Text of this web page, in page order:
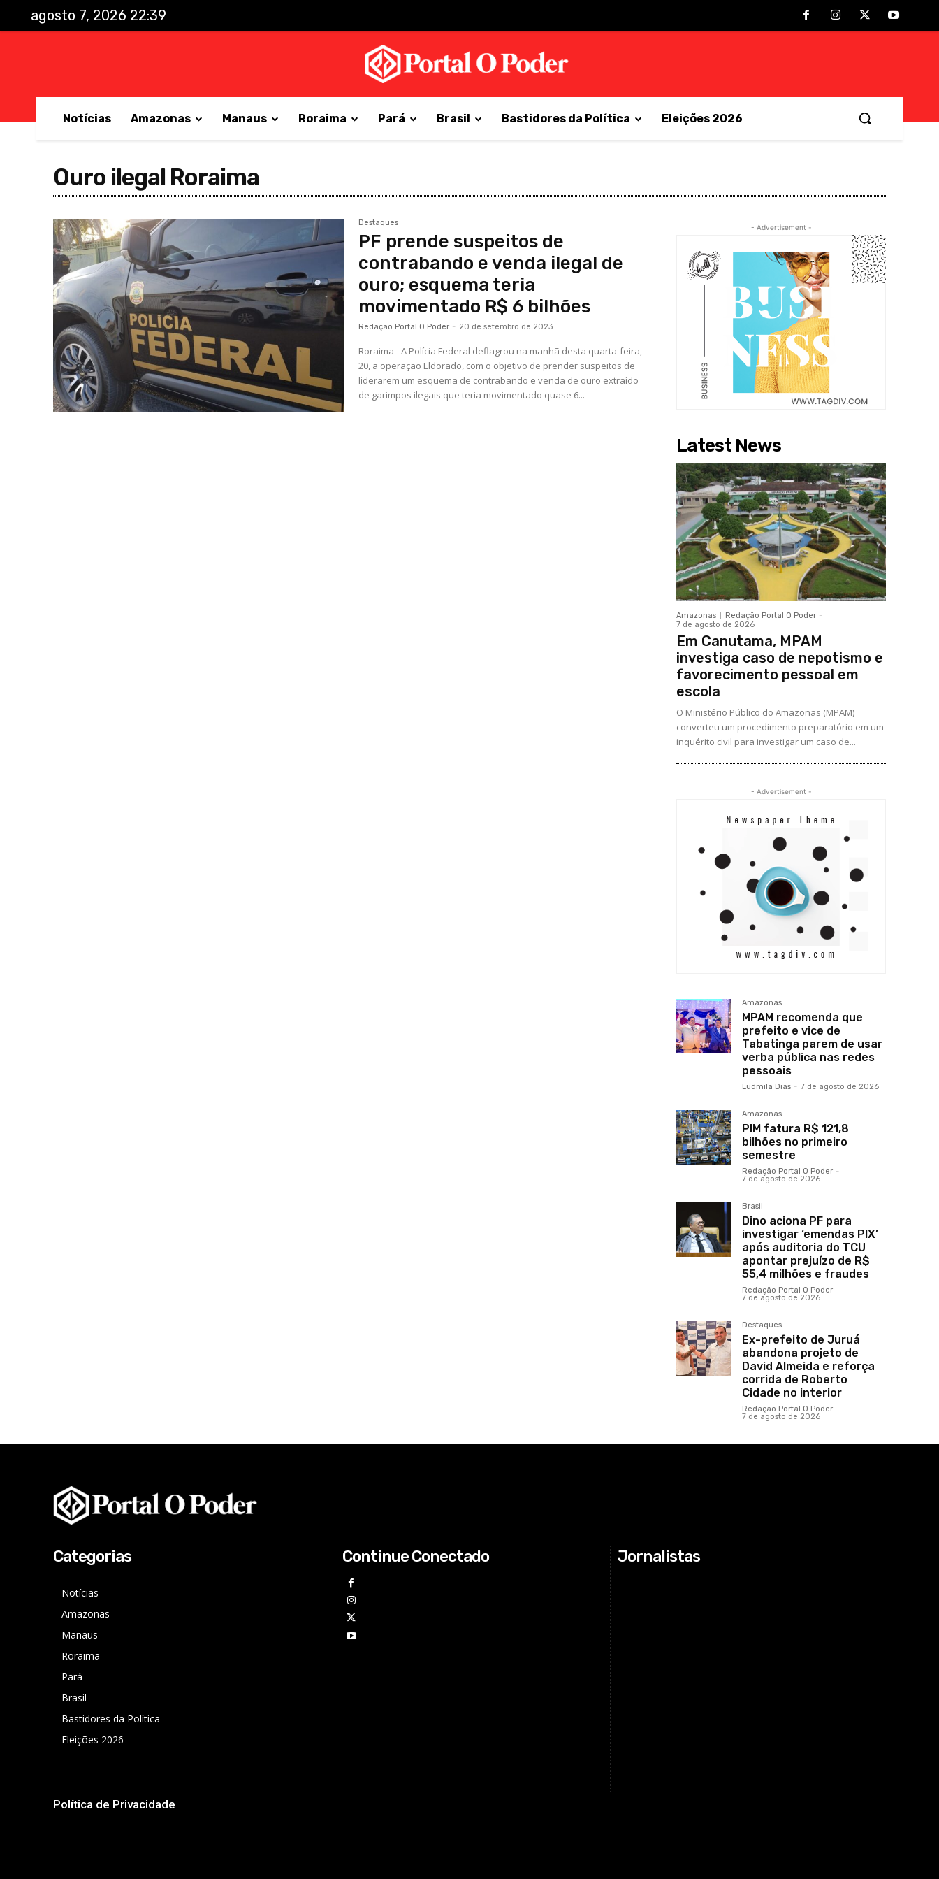
agosto 7, 2026 22:39
Notícias Amazonas Manaus Roraima Pará Brasil Bastidores da Política Eleições 2026
Ouro ilegal Roraima
Destaques
PF prende suspeitos de
contrabando e venda ilegal de
ouro; esquema teria
movimentado R$ 6 bilhões
Redação Portal O Poder - 20 de setembro de 2023
Roraima - A Polícia Federal deflagrou na manhã desta quarta-feira,
20, a operação Eldorado, com o objetivo de prender suspeitos de
liderarem um esquema de contrabando e venda de ouro extraído
de garimpos ilegais que teria movimentado quase 6...
- Advertisement -
Latest News
Amazonas Redação Portal O Poder -
7 de agosto de 2026
Em Canutama, MPAM
investiga caso de nepotismo e
favorecimento pessoal em
escola
O Ministério Público do Amazonas (MPAM)
converteu um procedimento preparatório em um
inquérito civil para investigar um caso de...
- Advertisement -
Amazonas
MPAM recomenda que
prefeito e vice de
Tabatinga parem de usar
verba pública nas redes
pessoais
Ludmila Dias - 7 de agosto de 2026
Amazonas
PIM fatura R$ 121,8
bilhões no primeiro
semestre
Redação Portal O Poder -
7 de agosto de 2026
Brasil
Dino aciona PF para
investigar ‘emendas PIX’
após auditoria do TCU
apontar prejuízo de R$
55,4 milhões e fraudes
Redação Portal O Poder -
7 de agosto de 2026
Destaques
Ex-prefeito de Juruá
abandona projeto de
David Almeida e reforça
corrida de Roberto
Cidade no interior
Redação Portal O Poder -
7 de agosto de 2026
Categorias
Notícias
Amazonas
Manaus
Roraima
Pará
Brasil
Bastidores da Política
Eleições 2026
Continue Conectado Jornalistas
Política de Privacidade